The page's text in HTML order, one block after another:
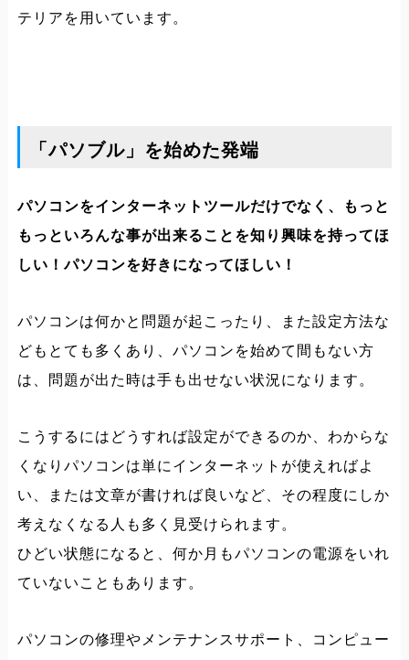
テリアを用いています。
「パソブル」を始めた発端
パソコンをインターネットツールだけでなく、もっと
もっといろんな事が出来ることを知り興味を持ってほ
しい！パソコンを好きになってほしい！
パソコンは何かと問題が起こったり、また設定方法な
どもとても多くあり、パソコンを始めて間もない方
は、問題が出た時は手も出せない状況になります。
こうするにはどうすれば設定ができるのか、わからな
くなりパソコンは単にインターネットが使えればよ
い、または文章が書ければ良いなど、その程度にしか
考えなくなる人も多く見受けられます。
ひどい状態になると、何か月もパソコンの電源をいれ
ていないこともあります。
パソコンの修理やメンテナンスサポート、コンピュー